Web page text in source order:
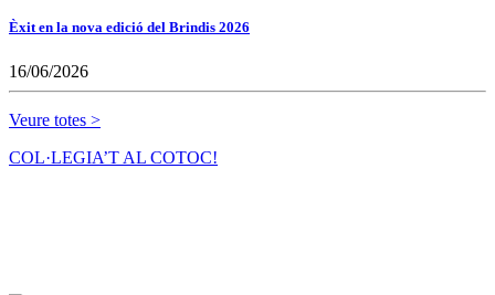
Èxit en la nova edició del Brindis 2026
16/06/2026
Veure totes >
COL·LEGIA’T AL COTOC!